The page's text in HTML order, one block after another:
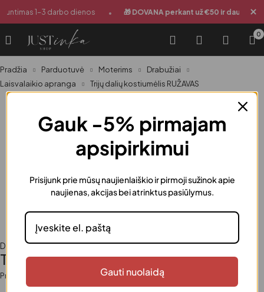
1-3 darbo dienos • 🎁 DOVANA perkant už €50 ir daugiau
0
Pradžia Parduotuvė Moterims
Drabužiai
Laisvalaikio apranga
Trijų dalių kostiumėlis RUŽAVAS
Drabužiai,Laisvalaikio apranga,Moterims
Trijų dalių kostiumėlis RUŽAVAS
Prieinamumas
Gauk -5% pirmajam
apsipirkimui
Prisijunk prie mūsų naujienlaiškio ir pirmoji sužinok apie
naujienas, akcijas bei atrinktus pasiūlymus.
Gauti nuolaidą